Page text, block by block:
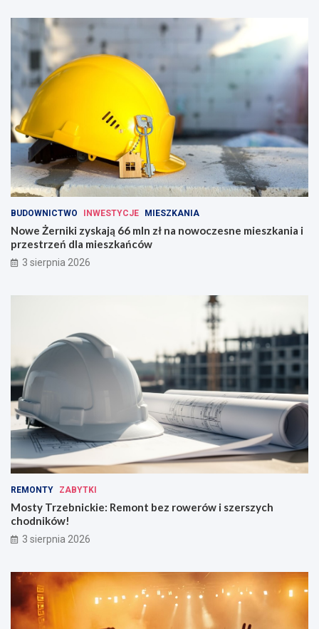
BUDOWNICTWO INWESTYCJE MIESZKANIA
Nowe Żerniki zyskają 66 mln zł na nowoczesne mieszkania i
przestrzeń dla mieszkańców
3 sierpnia 2026
REMONTY ZABYTKI
Mosty Trzebnickie: Remont bez rowerów i szerszych
chodników!
3 sierpnia 2026